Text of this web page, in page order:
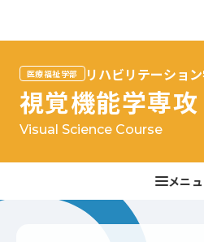
医療福祉学部 リハビリテーショ
視覚機能学専攻
Visual Science Course